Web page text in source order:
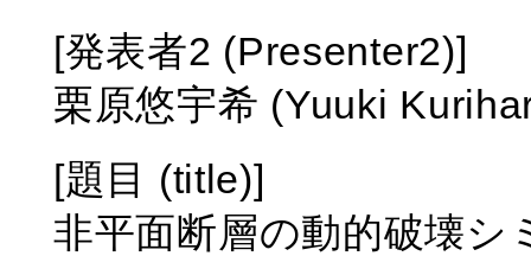
[発表者2 (Presenter2)]
栗原悠宇希 (Yuuki
[題目 (title)]
非平面断層の動的破壊シ